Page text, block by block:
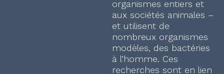
organismes entiers et
aux sociétés animales –
et utilisent de
nombreux organismes
modèles, des bactéries
à l’homme. Ces
recherches sont en lien